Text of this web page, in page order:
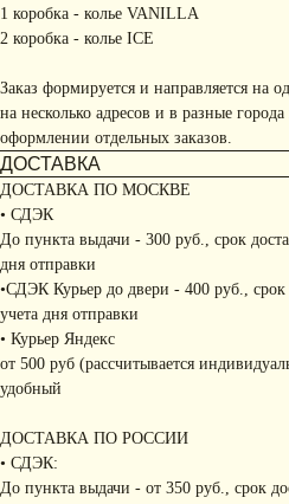
1 коробка - колье VANILLA
2 коробка - колье ICE
Заказ формируется и направляется на
на несколько адресов и в разные
оформлении отдельных заказов.
ДОСТАВКА
ДОСТАВКА ПО МОСКВЕ
• СДЭК
До пункта выдачи - 300 руб., срок
дня отправки
•СДЭК Курьер до двери - 400 руб., срок
учета дня отправки
• Курьер Яндекс
от 500 руб (рассчитывается
удобный
ДОСТАВКА ПО РОССИИ
• СДЭК:
До пункта выдачи - от 350 руб., срок